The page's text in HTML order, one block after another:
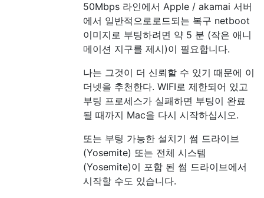
50Mbps 라인에서 Apple / akamai 서버
에서 일반적으로로드되는 복구 netboot
이미지로 부팅하려면 약 5 분 (작은 애니
메이션 지구를 제시)이 필요합니다.
나는 그것이 더 신뢰할 수 있기 때문에 이
더넷을 추천한다. WIFI로 제한되어 있고
부팅 프로세스가 실패하면 부팅이 완료
될 때까지 Mac을 다시 시작하십시오.
또는 부팅 가능한 설치기 썸 드라이브
(Yosemite) 또는 전체 시스템
(Yosemite)이 포함 된 썸 드라이브에서
시작할 수도 있습니다.